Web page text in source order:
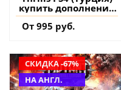
купить дополнение
на аккаунт
От 995 руб.
СКИДКА -67%
НА АНГЛ.